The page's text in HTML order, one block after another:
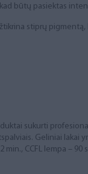
būtų pasiektas
stiprų
sukurti
Geliniai lakai
min., CCFL lempa – 90